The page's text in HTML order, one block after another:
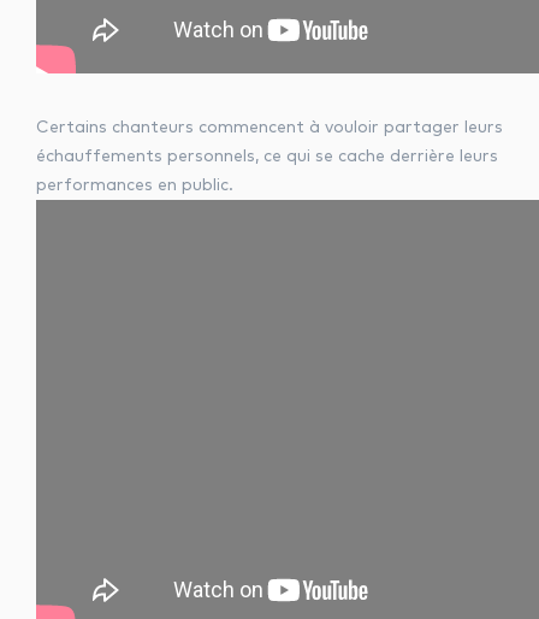
Certains chanteurs commencent à vouloir partager leurs
échauffements personnels, ce qui se cache derrière leurs
performances en public.